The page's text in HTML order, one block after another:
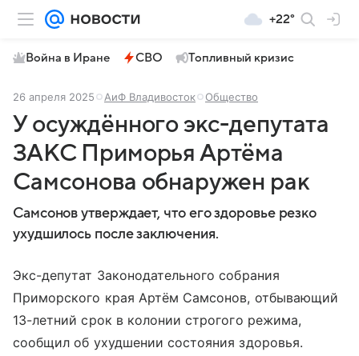
+22°
Война в Иране СВО Топливный кризис
26 апреля 2025 АиФ Владивосток Общество
У осуждённого экс-депутата
ЗАКС Приморья Артёма
Самсонова обнаружен рак
Самсонов утверждает, что его здоровье резко
ухудшилось после заключения.
Экс-депутат Законодательного собрания
Приморского края Артём Самсонов, отбывающий
13-летний срок в колонии строгого режима,
сообщил об ухудшении состояния здоровья.